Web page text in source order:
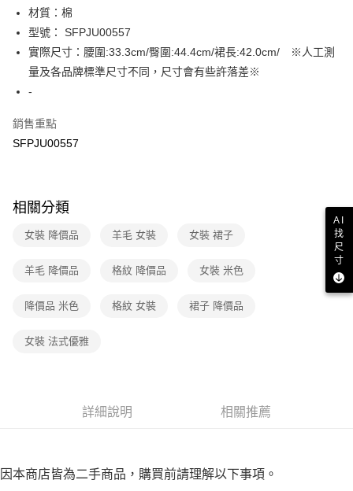
１．簡單：不需註冊會員、不需綁卡、不需儲值。
３．安心：先確認商品／服務後，再付款。
【「AFTEE先享後付」結帳流程】
１．於結帳方式選擇「AFTEE先享後付」後，將跳轉至「AFTEE先享後付」
結帳頁面，進行簡訊認證並確認金額後，即可完成結帳。
３．收到繳費通知簡訊後14天內，點擊此簡訊中的連結，可透過四大超商／
※ 請注意：結帳手續完成當下不需立刻繳費，但若您需要取消訂單，請聯絡
是否繳費成功／繳費後需取消欲退款等相關疑問，請聯繫「AFTEE先享後付
１．透過由恩沛科技股份有限公司提供之「AFTEE先享後付」服務完成之交
易，需依本服務之必要範圍內提供個人資料，並將交易相關給付款項請求債
２．關於個人資料處理事宜，請瀏覽以下網址：
３．未成年的使用者請事先徵得法定代理人或監護人之同意方可使用
「AFTEE先享後付」，若未經同意申辦者引起之損失，本公司不負相關責
請求用戶進行身份認證。
５．嚴禁一人註冊多個帳號或使用他人資訊註冊。若發現惡意使用之情形，
全家取貨付款
免運費
宅配
免運費
材質：棉
型號： SFPJU00557
實際尺寸：腰圍:33.3cm/臀圍:44.4cm/裙長:42.0cm/ ※人工測
量及各品牌標準尺寸不同，尺寸會有些許落差※
-
銷售重點
SFPJU00557
相關分類
女裝 降價品 羊毛 女裝 女裝 裙子
羊毛 降價品 格紋 降價品 女裝 米色
降價品 米色 格紋 女裝 裙子 降價品
女裝 法式優雅
詳細說明 相關推薦
因本商店皆為二手商品，購買前請理解以下事項。
AI
找
尺
寸